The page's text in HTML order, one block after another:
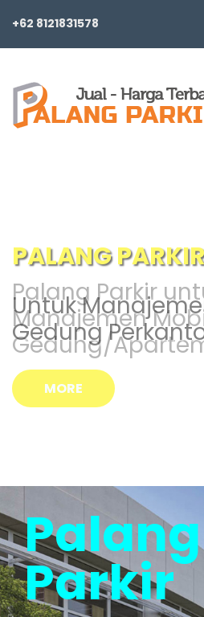
+62 8121831578
PALANG
Untuk
Gedung
MORE
Palang Parkir
Manajemen
Gedung/
Palang
Parkir